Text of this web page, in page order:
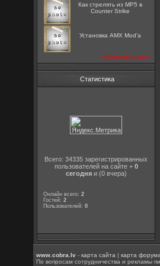
Как стрелять из MP5 в
Counter Strike
Установка AMX Mod'a
посмотреть все
Статистика
Всего: 34335 зарегистрированных
пользователей на сайте + 0
сегодняи (0 вчера)
Онлайн всего:2
Гостей:2
Пользователей:0
www.cobra.lv -карта сайта |карта форума
По вопросам сотрудничества и рекламы